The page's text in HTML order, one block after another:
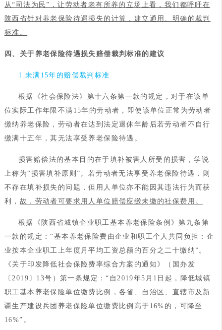
从“司法为民”，让劳动者老有所养的立场上看，我们都呼吁在
陕西省针对养老保险待遇损失的计算，建立通用、明确的裁判
标准。
四、关于养老保险待遇损失赔偿裁判标准的建议
1.未满15年的赔偿裁判标准
根据《社会保险法》第十六条第一款的规定，对于在该单
位实际工作年限不满15年的劳动者，即使该单位正常为劳动者
缴纳养老保险，劳动者在达到法定退休年龄后若劳动者不自行
缴满十五年，其无法享受养老保险待遇。
损害赔偿法的基本目的在于填补被害人所受的损害，学说
上称为“损害填补原则”。若劳动者无法享受养老保险待遇，则
不存在填补损失的问题，但用人单位亦不能因其违法行为而获
利， 故，劳动者可要求用人单位赔偿应缴未缴的社保费用。
根据《陕西省城镇企业职工基本养老保险条例》第九条第
一款的规定：“基本养老保险费由企业和职工个人共同负担：企
业按本企业职工上年度月平均工资总额的百分之二十缴纳”。
《关于印发降低社会保险费率综合方案的通知》（国办发
〔2019〕13号）第一条规定：“自2019年5月1日起，降低城镇
职工基本养老保险单位缴费比例，各省、自治区、直辖市及新
疆生产建设兵团养老保险单位缴费比例高于16%的，可降至
16%”。